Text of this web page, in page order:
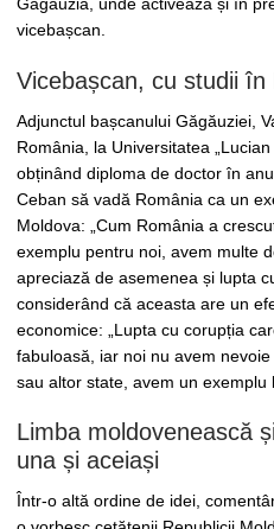
vicebașcan.
Vicebașcan, cu studii în
Adjunctul bașcanului Găgăuziei,
România, la Universitatea
obținând diploma de doctor în
Ceban să vadă România ca un
Moldova: „Cum România a
exemplu pentru noi, avem multe
apreciază de asemenea și lupta
considerând că aceasta are un
economice: „Lupta cu corupția
fabuloasă, iar noi nu avem
sau altor state, avem un exemplu
Limba moldovenească
una și aceiași
Într-o altă ordine de idei,